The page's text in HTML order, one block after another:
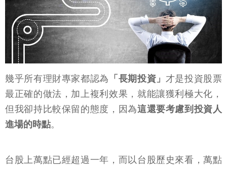
幾乎所有理財專家都認為 「長期投資」 才是投資股票
最正確的做法，加上複利效果，就能讓獲利極大化，
但我卻持比較保留的態度，因為這還要考慮到投資人
進場的時點。
台股上萬點已經超過一年，而以台股歷史來看，萬點